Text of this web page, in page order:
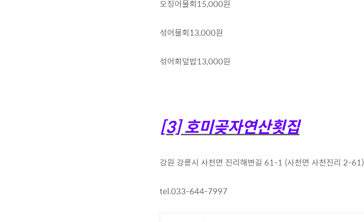
오징어물회15,000원
섞어물회13,000원
섞어회덮밥13,000원
[3] 호미곶자연산횟집
강원 강릉시 사천면 진리해변길 61-1 (사천면 사천진리 2-61)
tel.033-644-7997